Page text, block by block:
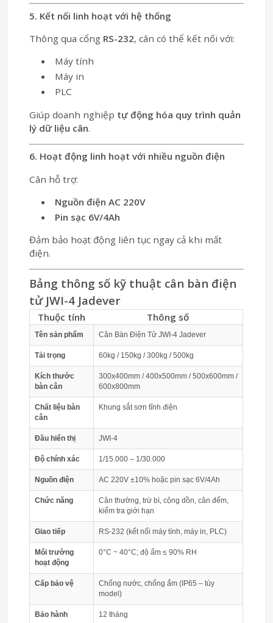
5. Kết nối linh hoạt với hệ thống
Thông qua cổng RS-232, cân có thể kết nối với:
Máy tính
Máy in
PLC
Giúp doanh nghiệp tự động hóa quy trình quản
lý dữ liệu cân.
6. Hoạt động linh hoạt với nhiều nguồn điện
Cân hỗ trợ:
Nguồn điện AC 220V
Pin sạc 6V/4Ah
Đảm bảo hoạt động liên tục ngay cả khi mất
điện.
Bảng thông số kỹ thuật cân bàn điện
tử JWI-4 Jadever
Thuộc tính Thông số
Tên sản phẩm Cân Bàn Điện Tử JWI-4 Jadever
Tải trọng 60kg / 150kg / 300kg / 500kg
Kích thước
bàn cân
300x400mm / 400x500mm / 500x600mm /
600x800mm
Chất liệu bàn
cân
Khung sắt sơn tĩnh điện
Đầu hiển thị JWI-4
Độ chính xác 1/15.000 – 1/30.000
Nguồn điện AC 220V ±10% hoặc pin sạc 6V/4Ah
Chức năng
Cân thường, trừ bì, cộng dồn, cân đếm,
kiểm tra giới hạn
Giao tiếp RS-232 (kết nối máy tính, máy in, PLC)
Môi trường
hoạt động
0°C ~ 40°C; độ ẩm ≤ 90% RH
Cấp bảo vệ
Chống nước, chống ẩm (IP65 – tùy
model)
Bảo hành 12 tháng